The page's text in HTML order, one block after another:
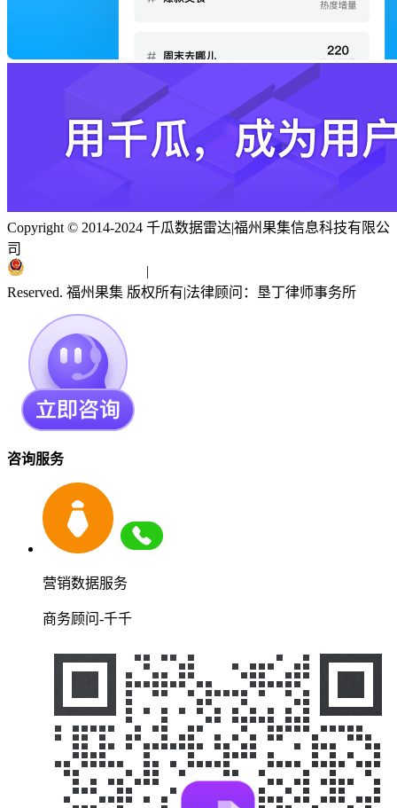
Copyright © 2014-2024 千瓜数据雷达|福州果集信息科技有限公
司
|
Reserved. 福州果集 版权所有|法律顾问：垦丁律师事务所
咨询服务
营销数据服务
商务顾问-千千